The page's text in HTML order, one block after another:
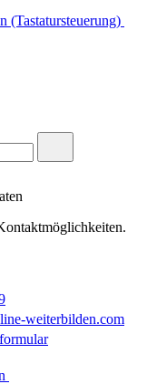
(Tastatursteuerung)
weiterbilden.com